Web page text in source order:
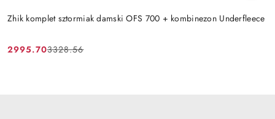
Zhik komplet sztormiak damski OFS 700 + kombinezon Underfleece
Cena
2995.70
Cena
3328.56